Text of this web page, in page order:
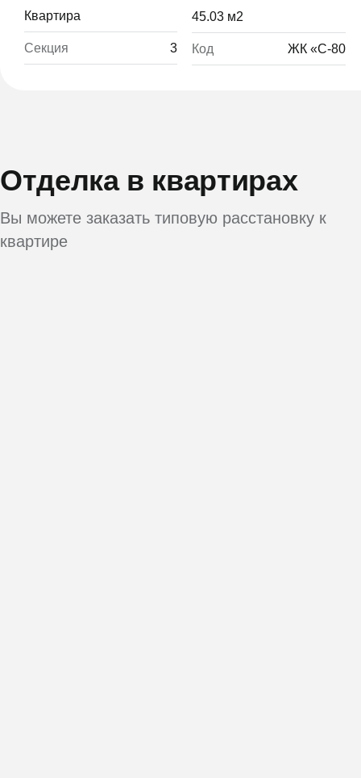
Квартира
Секция 3
45.03 м2
Код ЖК «С-80
Отделка в квартирах
Вы можете заказать типовую расстановку к
квартире